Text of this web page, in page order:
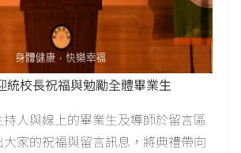
統校長祝福與勉勵全體畢業生
人與線上的畢業生及導師於留言區
家的祝福與留言訊息，將典禮帶向